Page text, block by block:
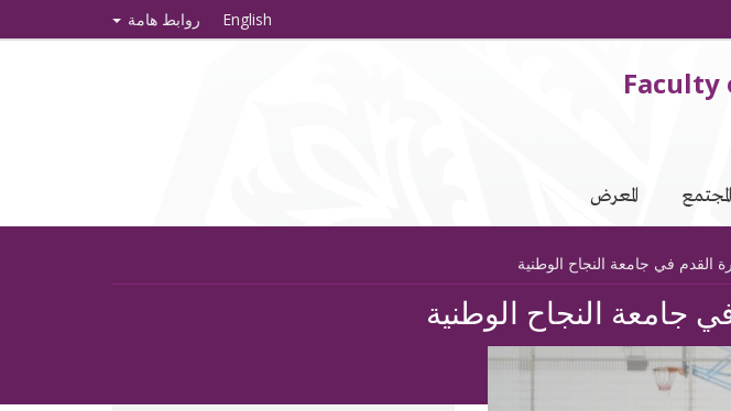
English روابط هامة
Faculty
المجتمع المعرض
القدم في جامعة النجاح الوطنية
جامعة النجاح الوطنية